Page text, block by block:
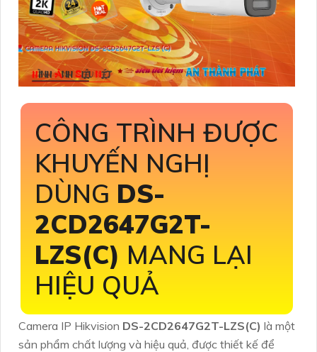
CÔNG TRÌNH ĐƯỢC
KHUYẾN NGHỊ
DÙNG DS-
2CD2647G2T-
LZS(C) MANG LẠI
HIỆU QUẢ
Camera IP Hikvision DS-2CD2647G2T-LZS(C) là một
sản phẩm chất lượng và hiệu quả, được thiết kế để